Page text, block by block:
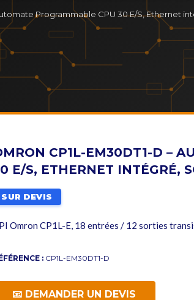
Programmable CPU 30 E/S, Ethernet
CP1L-EM30DT1-D –
E/S, ETHERNET INTÉGRÉ,
SUR DEVIS
Omron CP1L-E, 18 entrées / 12 sorties
: CP1L-EM30DT1-D
📧 DEMANDER UN DEVIS